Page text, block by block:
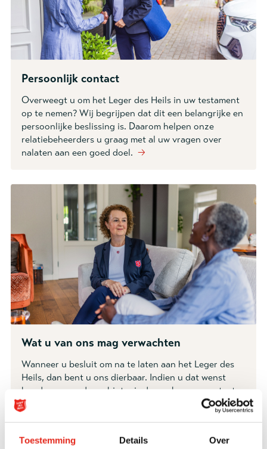
Toestemming Details Over
Persoonlijk contact
Overweegt u om het Leger des Heils in uw testament
op te nemen? Wij begrijpen dat dit een belangrijke en
persoonlijke beslissing is. Daarom helpen onze
relatiebeheerders u graag met al uw vragen over
nalaten aan een goed doel. 🡢
Wat u van ons mag verwachten
Wanneer u besluit om na te laten aan het Leger des
Heils, dan bent u ons dierbaar. Indien u dat wenst
houden we na de verbintenis dan ook nauw contact.
Bespreken we uw wensen en als u dat wenst ook uw